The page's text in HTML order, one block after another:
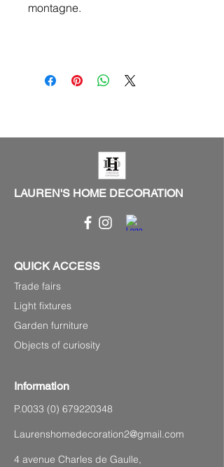
montagne.
LAUREN'S HOME DECORATION
QUICK ACCESS
Trade fairs
Light fixtures
Garden furniture
Objects of curiosity
Information
P.0033 (0) 679220348
Laurenshomedecoration2@gmail.com
4 avenue Charles de Gaulle,